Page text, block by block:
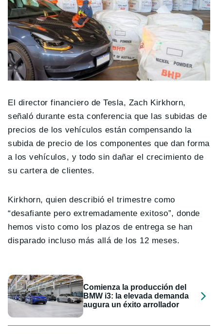
El director financiero de Tesla, Zach Kirkhorn,
señaló durante esta conferencia que las subidas de
precios de los vehículos están compensando la
subida de precio de los componentes que dan forma
a los vehículos, y todo sin dañar el crecimiento de
su cartera de clientes.
Kirkhorn, quien describió el trimestre como
“desafiante pero extremadamente exitoso”, donde
hemos visto como los plazos de entrega se han
disparado incluso más allá de los 12 meses.
Comienza la producción del
BMW i3: la elevada demanda
augura un éxito arrollador